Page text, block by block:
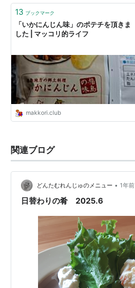
13 ブックマーク
「いかにんじん味」のポテチを頂きま
した | マッコリ的ライフ
makkori.club
関連ブログ
どんたむれんじゅのメニュー • 1年前
日替わりの肴 2025.6